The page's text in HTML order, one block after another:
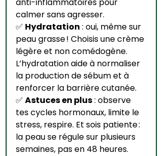
anti-inflammatoires pour
calmer sans agresser.
✅ Hydratation : oui, même sur
peau grasse ! Choisis une crème
légère et non comédogène.
L’hydratation aide à normaliser
la production de sébum et à
renforcer la barrière cutanée.
✅ Astuces en plus : observe
tes cycles hormonaux, limite le
stress, respire. Et sois patiente :
la peau se régule sur plusieurs
semaines, pas en 48 heures.